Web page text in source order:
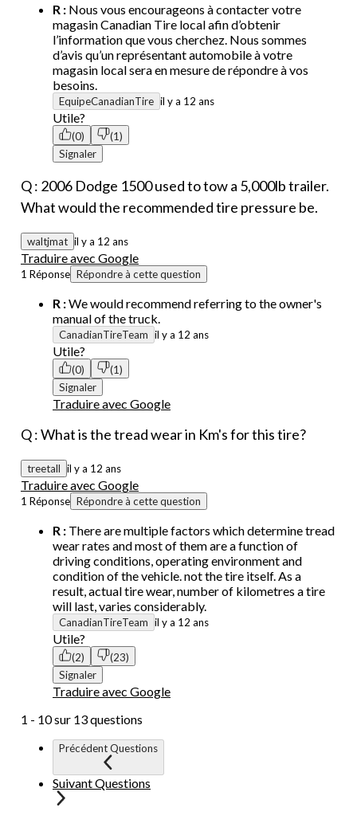
R : Nous vous encourageons à contacter votre
magasin Canadian Tire local afin d’obtenir
l’information que vous cherchez. Nous sommes
d’avis qu’un représentant automobile à votre
magasin local sera en mesure de répondre à vos
besoins.
EquipeCanadianTire il y a 12 ans
Utile?
(0)
(1)
Signaler
Q : 2006 Dodge 1500 used to tow a 5,000lb trailer.
What would the recommended tire pressure be.
waltjmat il y a 12 ans
Traduire avec Google
1 Réponse Répondre à cette question
R :We would recommend referring to the owner's
manual of the truck.
CanadianTireTeam il y a 12 ans
Utile?
(0)
(1)
Signaler
Traduire avec Google
Q : What is the tread wear in Km's for this tire?
treetall il y a 12 ans
Traduire avec Google
1 Réponse Répondre à cette question
R : There are multiple factors which determine tread
wear rates and most of them are a function of
driving conditions, operating environment and
condition of the vehicle. not the tire itself. As a
result, actual tire wear, number of kilometres a tire
will last, varies considerably.
CanadianTireTeam il y a 12 ans
Utile?
(2)
(23)
Signaler
Traduire avec Google
1 - 10 sur 13 questions
Précédent Questions
Suivant Questions